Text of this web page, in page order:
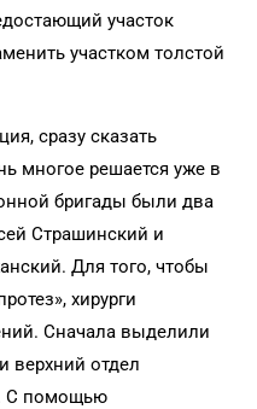
участок
участком толстой
сразу сказать
многое решается уже в
бригады были два
Страшинский и
Для того, чтобы
хирурги
Сначала выделили
верхний отдел
С помощью